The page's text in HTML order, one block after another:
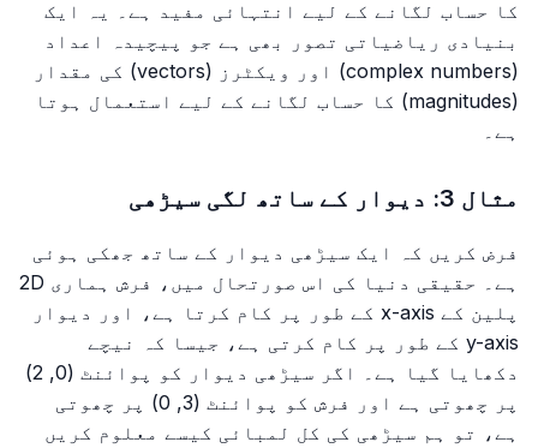
کا حساب لگانے کے لیے انتہائی مفید ہے۔ یہ ایک
بنیادی ریاضیاتی تصور بھی ہے جو پیچیدہ اعداد
(complex numbers) اور ویکٹرز (vectors) کی مقدار
(magnitudes) کا حساب لگانے کے لیے استعمال ہوتا
ہے۔
مثال 3: دیوار کے ساتھ لگی سیڑھی
فرض کریں کہ ایک سیڑھی دیوار کے ساتھ جھکی ہوئی
ہے۔ حقیقی دنیا کی اس صورتحال میں، فرش ہماری 2D
پلین کے x-axis کے طور پر کام کرتا ہے، اور دیوار
y-axis کے طور پر کام کرتی ہے، جیسا کہ نیچے
دکھایا گیا ہے۔ اگر سیڑھی دیوار کو پوائنٹ (0, 2)
پر چھوتی ہے اور فرش کو پوائنٹ (3, 0) پر چھوتی
ہے، تو ہم سیڑھی کی کل لمبائی کیسے معلوم کریں